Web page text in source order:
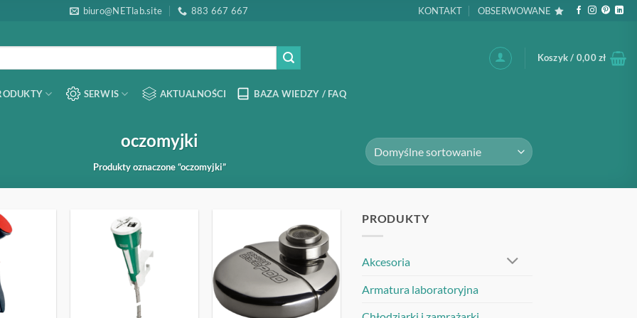
biuro@NETlab.site 883 667 667 KONTAKT OBSERWOWANE
Koszyk / 0,00zł
SERWIS AKTUALNOŚCI BAZA WIEDZY / FAQ
oczomyjki
Produkty oznaczone “oczomyjki”
OBSERWUJ
PRODUKTY
Akcesoria
Armatura laboratoryjna